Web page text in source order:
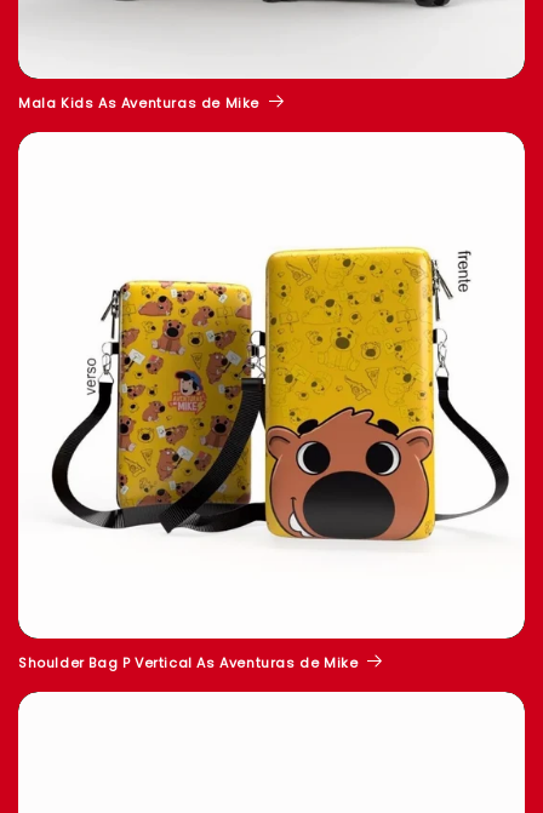
Mala Kids As Aventuras de Mike
Shoulder Bag P Vertical As Aventuras de Mike